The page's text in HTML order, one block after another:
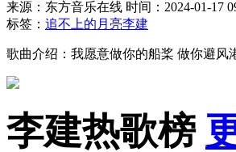
来源：东方音乐在线 时间：2024-01-17
标签： 追不上的月亮李建
歌曲介绍：我愿意做你的船桨 做你避
李建热歌榜